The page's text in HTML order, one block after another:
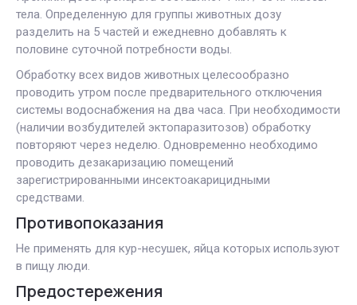
тела. Определенную для группы животных дозу
разделить на 5 частей и ежедневно добавлять к
половине суточной потребности воды.
Обработку всех видов животных целесообразно
проводить утром после предварительного отключения
системы водоснабжения на два часа. При необходимости
(наличии возбудителей эктопаразитозов) обработку
повторяют через неделю. Одновременно необходимо
проводить дезакаризацию помещений
зарегистрированными инсектоакарицидными
средствами.
Противопоказания
Не применять для кур-несушек, яйца которых используют
в пищу люди.
Предостережения